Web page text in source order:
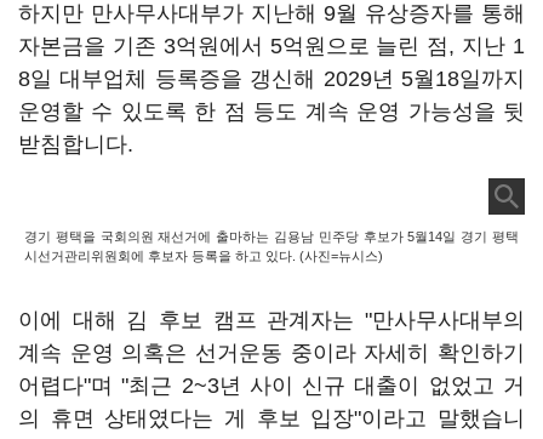
하지만 만사무사대부가 지난해 9월 유상증자를 통해
자본금을 기존 3억원에서 5억원으로 늘린 점, 지난 1
8일 대부업체 등록증을 갱신해 2029년 5월18일까지
운영할 수 있도록 한 점 등도 계속 운영 가능성을 뒷
받침합니다.
경기 평택을 국회의원 재선거에 출마하는 김용남 민주당 후보가 5월14일 경기 평택
시선거관리위원회에 후보자 등록을 하고 있다. (사진=뉴시스)
이에 대해 김 후보 캠프 관계자는 "만사무사대부의
계속 운영 의혹은 선거운동 중이라 자세히 확인하기
어렵다"며 "최근 2~3년 사이 신규 대출이 없었고 거
의 휴면 상태였다는 게 후보 입장"이라고 말했습니